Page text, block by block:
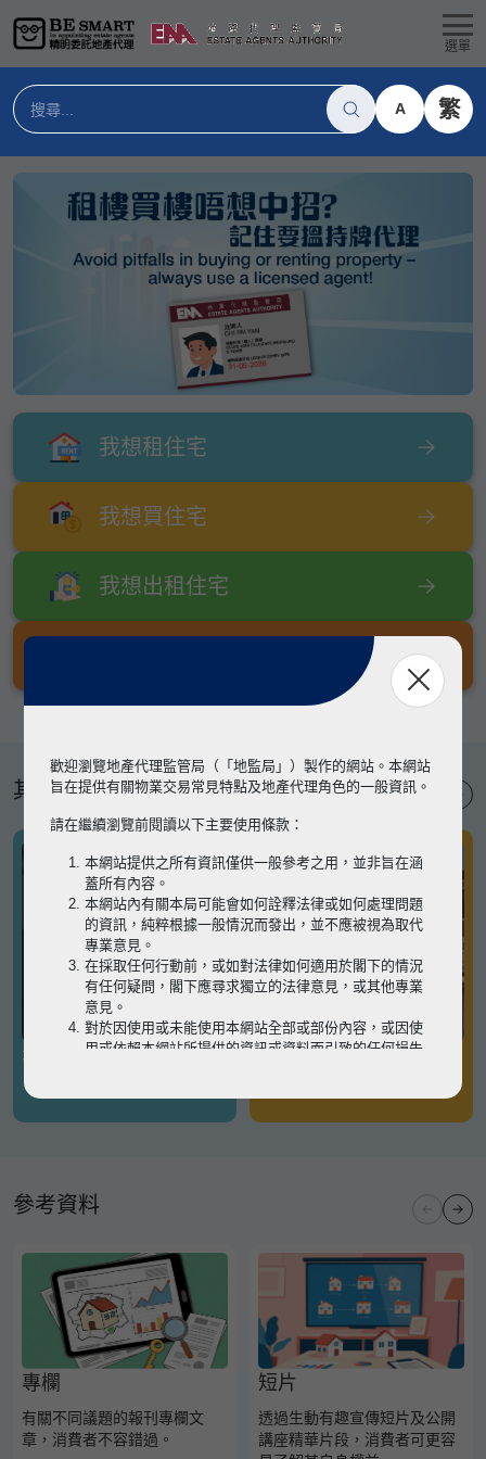
選單
A 繁
我想租住宅
我想買住宅
我想出租住宅
其他專題
有關凶宅
參考資料
專欄
有關不同議題的報刊專欄文
章，消費者不容錯過。
短片
透過生動有趣宣傳短片及公開
講座精華片段，消費者可更容
歡迎瀏覽地產代理監管局（「地監局」）製作的網站。本網站
旨在提供有關物業交易常見特點及地產代理角色的一般資訊。
請在繼續瀏覽前閱讀以下主要使用條款：
本網站提供之所有資訊僅供一般參考之用，並非旨在涵
蓋所有內容。
本網站內有關本局可能會如何詮釋法律或如何處理問題
的資訊，純粹根據一般情況而發出，並不應被視為取代
專業意見。
在採取任何行動前，或如對法律如何適用於閣下的情況
有任何疑問，閣下應尋求獨立的法律意見，或其他專業
意見。
對於因使用或未能使用本網站全部或部份內容，或因使
用或依賴本網站所提供的資訊或資料而引致的任何損失
瀏覽以細閱本網站使用條款的完整版本。如有任